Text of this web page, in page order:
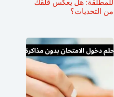
للمطلقة: هل يعكس قلقك
من التحديات؟